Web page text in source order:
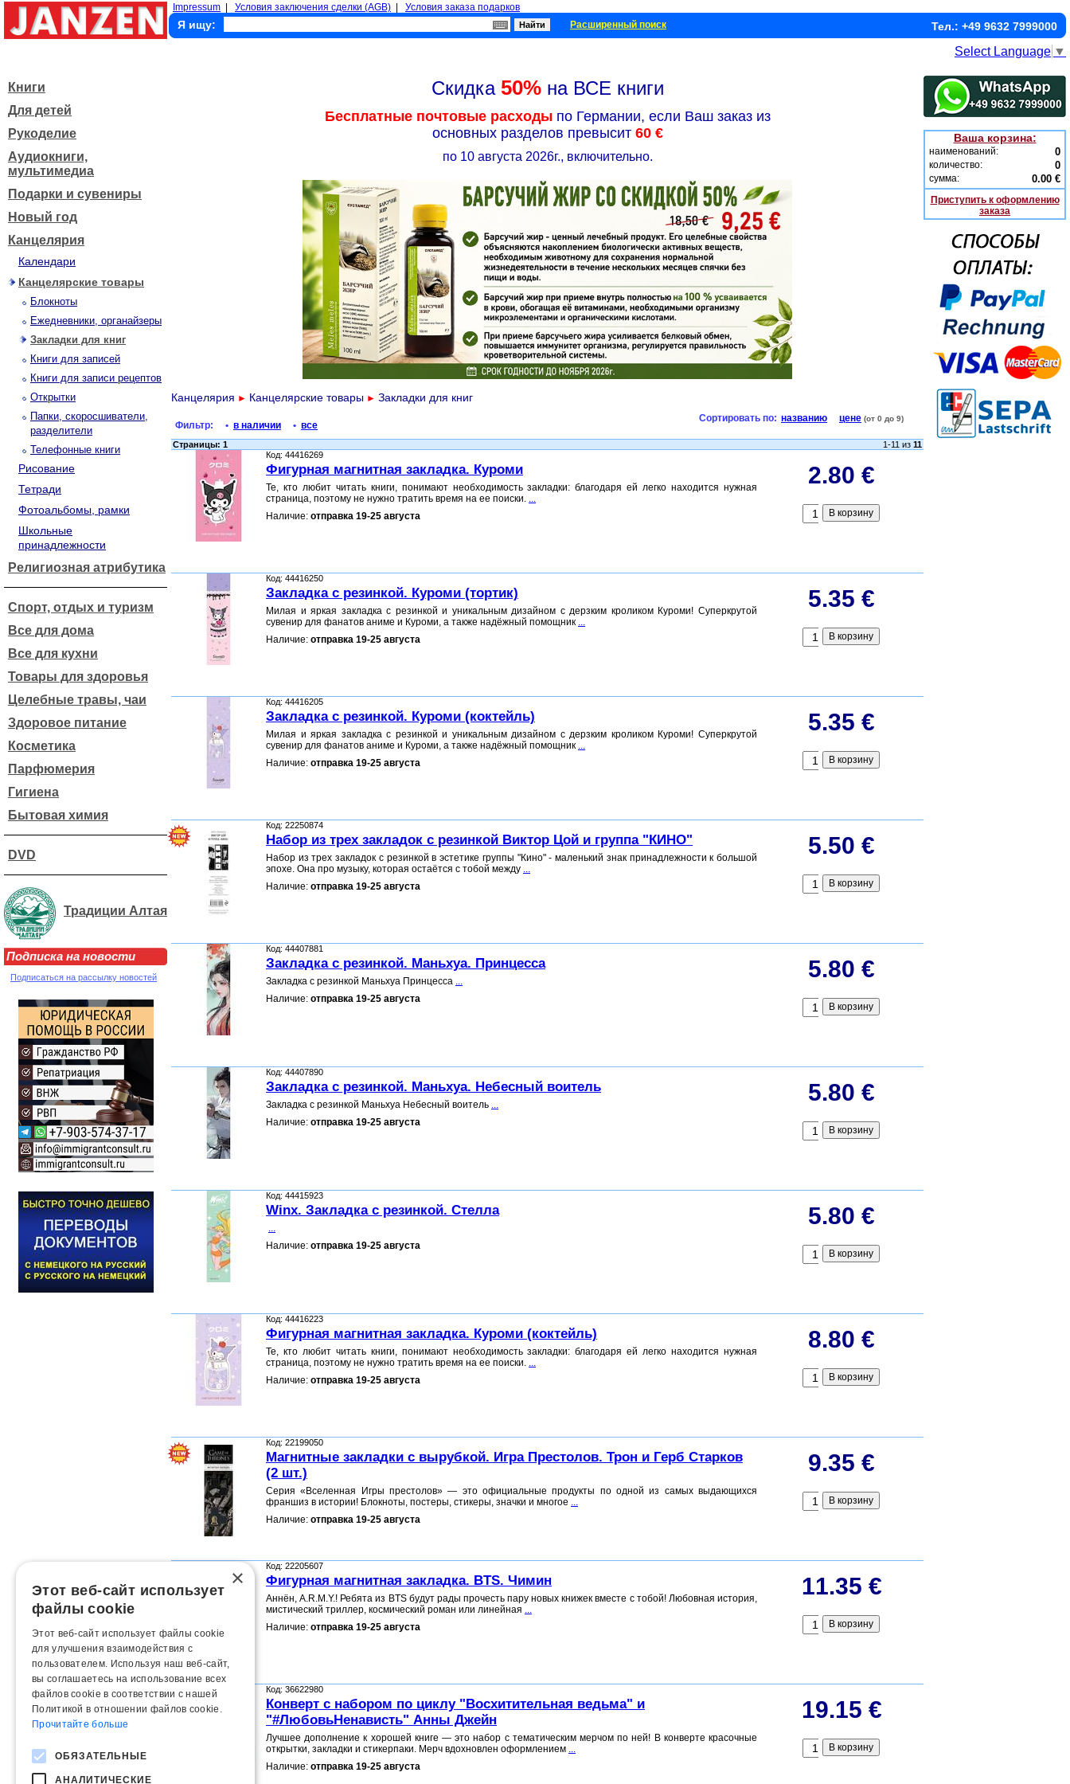
Impressum Условия заключения сделки (AGB) Условия заказа подарков
Я ищу: Расширенный поиск Тел.: +49 9632 7999000
Select Language ▼
Книги
Для детей
Рукоделие
Аудиокниги,
мультимедиа
Подарки и сувениры
Новый год
Канцелярия
Календари
Канцелярские товары
Блокноты
Ежедневники, органайзеры
Закладки для книг
Книги для записей
Книги для записи рецептов
Открытки
Папки, скоросшиватели,
разделители
Телефонные книги
Рисование
Тетради
Фотоальбомы, рамки
Школьные
принадлежности
Религиозная атрибутика
Спорт, отдых и туризм
Все для дома
Все для кухни
Товары для здоровья
Целебные травы, чаи
Здоровое питание
Косметика
Парфюмерия
Гигиена
Бытовая химия
DVD
Традиции Алтая
Подписка на новости
Подписаться на рассылку новостей
Скидка 50%на ВСЕ книги
Бесплатные почтовые расходыпо Германии, если Ваш заказ из
основных разделов превысит 60 €
по 10 августа 2026г., включительно.
Канцелярия ► Канцелярские товары ► Закладки для книг
Фильтр: • в наличии • все
Сортировать по: названию цене (от 0 до 9)
Страницы: 1 1-11 из 11
Код: 44416269
Фигурная магнитная закладка. Куроми
Те, кто любит читать книги, понимают необходимость закладки: благодаря ей легко находится нужная
страница, поэтому не нужно тратить время на ее поиски. ...
Наличие: отправка 19-25 августа
2.80 €
Код: 44416250
Закладка с резинкой. Куроми (тортик)
Милая и яркая закладка с резинкой и уникальным дизайном с дерзким кроликом Куроми! Суперкрутой
сувенир для фанатов аниме и Куроми, а также надёжный помощник ...
Наличие: отправка 19-25 августа
5.35 €
Код: 44416205
Закладка с резинкой. Куроми (коктейль)
Милая и яркая закладка с резинкой и уникальным дизайном с дерзким кроликом Куроми! Суперкрутой
сувенир для фанатов аниме и Куроми, а также надёжный помощник ...
Наличие: отправка 19-25 августа
5.35 €
Код: 22250874
Набор из трех закладок с резинкой Виктор Цой и группа "КИНО"
Набор из трех закладок с резинкой в эстетике группы "Кино" - маленький знак принадлежности к большой
эпохе. Она про музыку, которая остаётся с тобой между ...
Наличие: отправка 19-25 августа
5.50 €
Код: 44407881
Закладка с резинкой. Маньхуа. Принцесса
Закладка с резинкой Маньхуа Принцесса ...
Наличие: отправка 19-25 августа
5.80 €
Код: 44407890
Закладка с резинкой. Маньхуа. Небесный воитель
Закладка с резинкой Маньхуа Небесный воитель ...
Наличие: отправка 19-25 августа
5.80 €
Код: 44415923
Winx. Закладка с резинкой. Стелла
...
Наличие: отправка 19-25 августа
5.80 €
Код: 44416223
Фигурная магнитная закладка. Куроми (коктейль)
Те, кто любит читать книги, понимают необходимость закладки: благодаря ей легко находится нужная
страница, поэтому не нужно тратить время на ее поиски. ...
Наличие: отправка 19-25 августа
8.80 €
Код: 22199050
Магнитные закладки с вырубкой. Игра Престолов. Трон и Герб Старков
(2 шт.)
Серия «Вселенная Игры престолов» — это официальные продукты по одной из самых выдающихся
франшиз в истории! Блокноты, постеры, стикеры, значки и многое ...
Наличие: отправка 19-25 августа
9.35 €
Код: 22205607
Фигурная магнитная закладка. BTS. Чимин
Аннён, A.R.M.Y.! Ребята из BTS будут рады прочесть пару новых книжек вместе с тобой! Любовная история,
мистический триллер, космический роман или линейная ...
Наличие: отправка 19-25 августа
11.35 €
Код: 36622980
Конверт с набором по циклу "Восхитительная ведьма" и
"#ЛюбовьНенависть" Анны Джейн
Лучшее дополнение к хорошей книге — это набор с тематическим мерчом по ней! В конверте красочные
открытки, закладки и стикерпаки. Мерч вдохновлен оформлением ...
Наличие: отправка 19-25 августа
19.15 €
Ваша корзина:
наименований: 0
количество: 0
сумма: 0.00 €
Приступить к оформлению
заказа
×
Этот веб-сайт использует
файлы cookie
Этот веб-сайт использует файлы cookie
для улучшения взаимодействия с
пользователем. Используя наш веб-сайт,
вы соглашаетесь на использование всех
файлов cookie в соответствии с нашей
Политикой в ​​отношении файлов cookie.
Прочитайте больше
ОБЯЗАТЕЛЬНЫЕ
АНАЛИТИЧЕСКИЕ